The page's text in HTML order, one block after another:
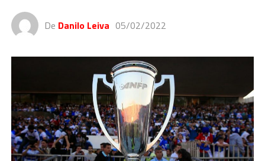
De Danilo Leiva 05/02/2022